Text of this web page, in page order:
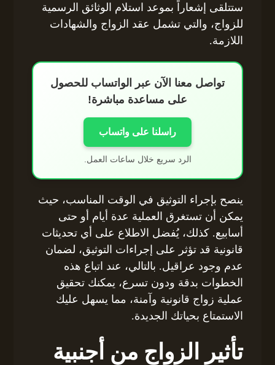
ستتلقى إشعاراً بموعد استلام الوثائق الرسمية
للزواج، والتي تشمل عقد الزواج والشهادات
اللازمة.
تواصل معنا الآن عبر الواتساب للحصول
على مساعدة مباشرة!
راسلنا على واتساب
الرد سريع خلال ساعات العمل.
ينصح بإجراء التوثيق في الوقت المناسب، حيث
يمكن أن تستغرق العملية عدة أيام أو حتى
أسابيع. كذلك، يُفضل الاطلاع على أي تحديثات
قانونية قد تؤثر على إجراءات التوثيق، لضمان
عدم وجود عراقيل. بالتالي، عند اتباع هذه
الخطوات بدقة ودون تسرع، يمكنك تحقيق
عملية زواج قانونية وآمنة، مما يسهل عليك
الاستمتاع بحياتك الجديدة.
تأثير الزواج من أجنبية